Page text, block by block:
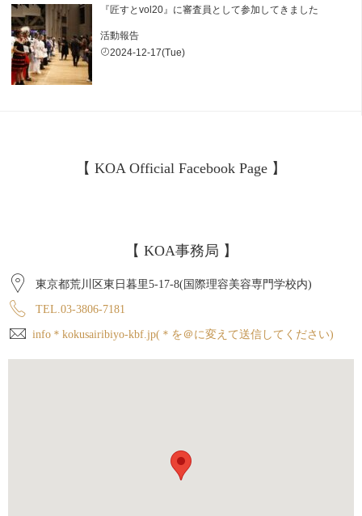
『匠すとvol20』に審査員として参加してきました
活動報告
2024-12-17(Tue)
【 KOA Official Facebook Page 】
【 KOA事務局 】
東京都荒川区東日暮里5-17-8(国際理容美容専門学校内)
TEL.03-3806-7181
info＊kokusairibiyo-kbf.jp(＊を＠に変えて送信してください)